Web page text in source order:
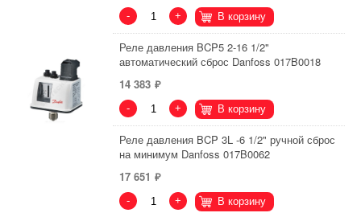
- + В корзину
Реле давления BCP5 2-16 1/2"
автоматический сброс Danfoss 017B0018
14 383
- + В корзину
Реле давления BCP 3L -6 1/2" ручной сброс
на минимум Danfoss 017B0062
17 651
- + В корзину